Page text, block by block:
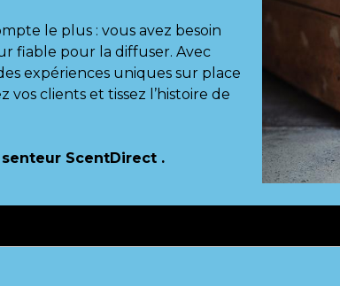
le plus : vous avez besoin
fiable pour la diffuser. Avec
expériences uniques sur place
clients et tissez l’histoire de
ScentDirect .